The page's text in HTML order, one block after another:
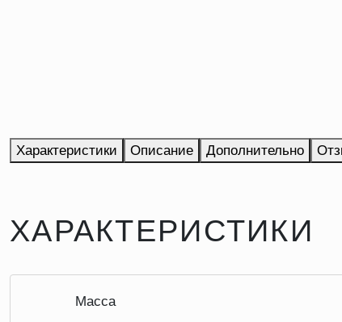
Характеристики Описание Дополнительно
ХАРАКТЕРИСТИКИ
Масса